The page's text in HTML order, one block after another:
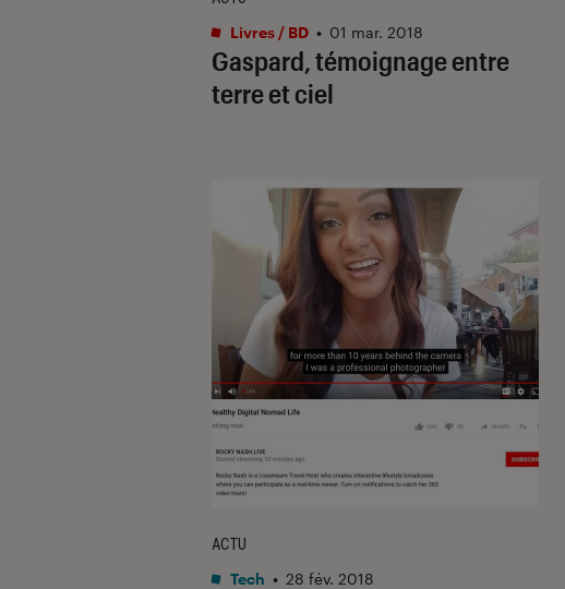
Gaspard, témoignage entre
terre et ciel
Livres / BD • 01 mar. 2018
ACTU
Tech • 28 fév. 2018